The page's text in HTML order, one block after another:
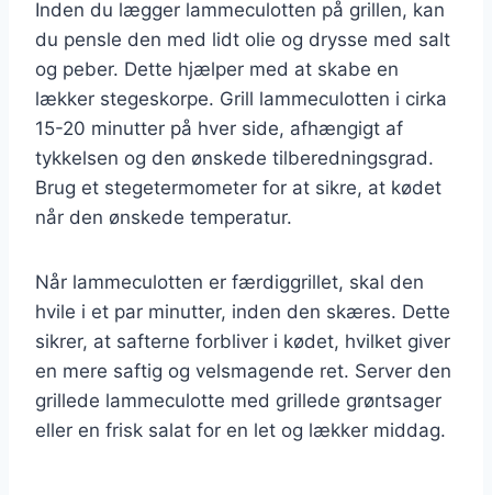
Inden du lægger lammeculotten på grillen, kan
du pensle den med lidt olie og drysse med salt
og peber. Dette hjælper med at skabe en
lækker stegeskorpe. Grill lammeculotten i cirka
15-20 minutter på hver side, afhængigt af
tykkelsen og den ønskede tilberedningsgrad.
Brug et stegetermometer for at sikre, at kødet
når den ønskede temperatur.
Når lammeculotten er færdiggrillet, skal den
hvile i et par minutter, inden den skæres. Dette
sikrer, at safterne forbliver i kødet, hvilket giver
en mere saftig og velsmagende ret. Server den
grillede lammeculotte med grillede grøntsager
eller en frisk salat for en let og lækker middag.